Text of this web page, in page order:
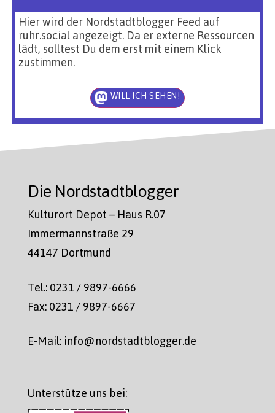
Hier wird der Nordstadtblogger Feed auf
ruhr.social angezeigt. Da er externe Ressourcen
lädt, solltest Du dem erst mit einem Klick
zustimmen.
WILL ICH SEHEN!
Die Nordstadtblogger
Kulturort Depot – Haus R.07
Immermannstraße 29
44147 Dortmund
Tel.: 0231 / 9897-6666
Fax: 0231 / 9897-6667
E-Mail: info@nordstadtblogger.de
Unterstütze uns bei: